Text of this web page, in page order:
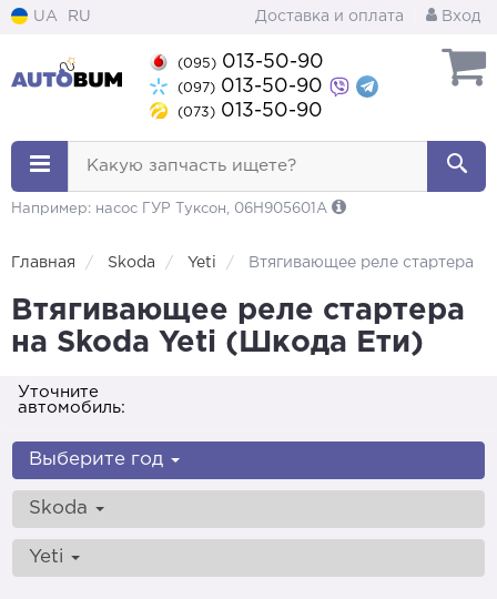
UA RU Доставка и оплата Вход
(095) 013-50-90
(097) 013-50-90
(073) 013-50-90
Какую запчасть ищете?
Например: насос ГУР Туксон, 06H905601A
Главная Skoda Yeti Втягивающее реле стартера
Втягивающее реле стартера
на Skoda Yeti (Шкода Ети)
Уточните
автомобиль:
Выберите год
Skoda
Yeti